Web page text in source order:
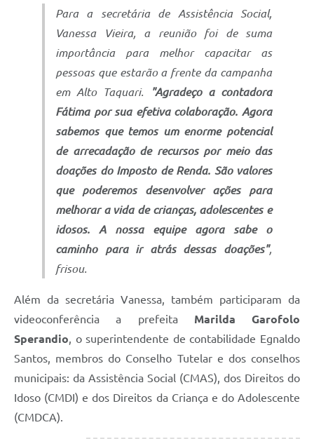
Para a secretária de Assistência Social,
Vanessa Vieira, a reunião foi de suma
importância para melhor capacitar as
pessoas que estarão a frente da campanha
em Alto Taquari.
"Agradeço a contadora
Fátima por sua efetiva colaboração. Agora
sabemos que temos um enorme potencial
de arrecadação de recursos por meio das
doações do Imposto de Renda. São valores
que poderemos desenvolver ações para
melhorar a vida de crianças, adolescentes e
idosos. A nossa equipe agora sabe o
caminho para ir atrás dessas doações",
frisou.
Além da secretária Vanessa, também participaram da
videoconferência a prefeita Marilda Garofolo
Sperandio, o superintendente de contabilidade Egnaldo
Santos, membros do Conselho Tutelar e dos conselhos
municipais: da Assistência Social (CMAS), dos Direitos do
Idoso (CMDI) e dos Direitos da Criança e do Adolescente
(CMDCA).